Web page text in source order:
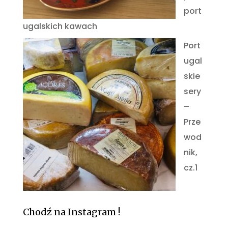
port
ugalskich kawach
Port
ugal
skie
sery
–
Prze
wod
nik,
cz.1
Chodź na Instagram !